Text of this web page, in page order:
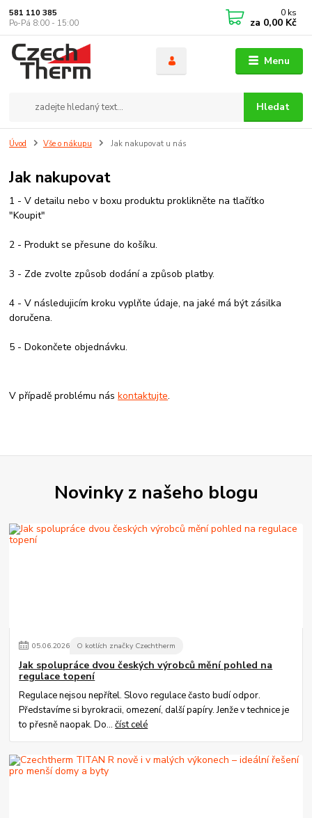
Menu
Hledat
581 110 385
Po-Pá 8:00 - 15:00
0 ks
za 0,00 Kč
Úvod Vše o nákupu Jak nakupovat u nás
Jak nakupovat
1 - V detailu nebo v boxu produktu proklikněte na tlačítko
"Koupit"
2 - Produkt se přesune do košíku.
3 - Zde zvolte způsob dodání a způsob platby.
4 - V následujicím kroku vyplňte údaje, na jaké má být zásilka
doručena.
5 - Dokončete objednávku.
V případě problému náskontaktujte.
Novinky z našeho blogu
05.06.2026 O kotlích značky Czechtherm
Jak spolupráce dvou českých výrobců mění pohled na
regulace topení
Regulace nejsou nepřítel. Slovo regulace často budí odpor.
Představíme si byrokracii, omezení, další papíry. Jenže v technice je
to přesně naopak. Do...číst celé